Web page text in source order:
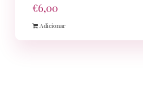
€6,00
Adicionar